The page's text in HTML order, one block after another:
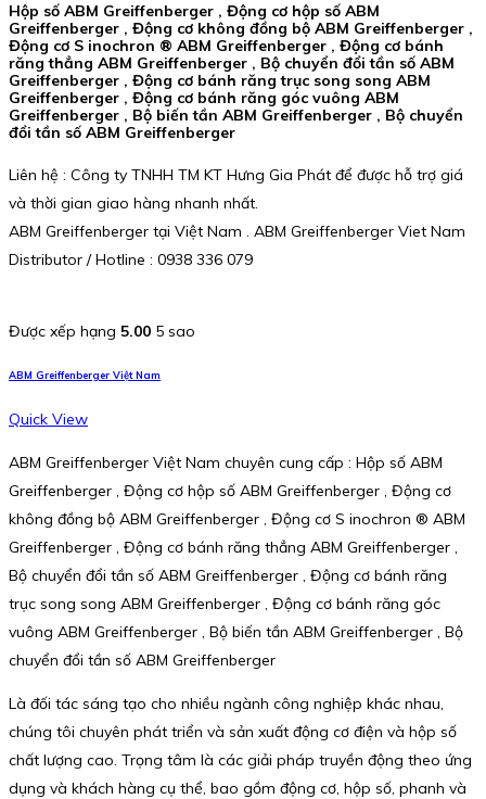
Hộp số ABM Greiffenberger , Động cơ hộp số ABM
Greiffenberger , Động cơ không đồng bộ ABM Greiffenberger ,
Động cơ S inochron ® ABM Greiffenberger , Động cơ bánh
răng thẳng ABM Greiffenberger , Bộ chuyển đổi tần số ABM
Greiffenberger , Động cơ bánh răng trục song song ABM
Greiffenberger , Động cơ bánh răng góc vuông ABM
Greiffenberger , Bộ biến tần ABM Greiffenberger , Bộ chuyển
đổi tần số ABM Greiffenberger
Liên hệ : Công ty TNHH TM KT Hưng Gia Phát để được hỗ trợ giá
và thời gian giao hàng nhanh nhất.
ABM Greiffenberger tại Việt Nam . ABM Greiffenberger Viet Nam
Distributor / Hotline : 0938 336 079
Được xếp hạng 5.00 5 sao
ABM Greiffenberger Việt Nam
Quick View
ABM Greiffenberger Việt Nam chuyên cung cấp : Hộp số ABM
Greiffenberger , Động cơ hộp số ABM Greiffenberger , Động cơ
không đồng bộ ABM Greiffenberger , Động cơ S inochron ® ABM
Greiffenberger , Động cơ bánh răng thẳng ABM Greiffenberger ,
Bộ chuyển đổi tần số ABM Greiffenberger , Động cơ bánh răng
trục song song ABM Greiffenberger , Động cơ bánh răng góc
vuông ABM Greiffenberger , Bộ biến tần ABM Greiffenberger , Bộ
chuyển đổi tần số ABM Greiffenberger
Là đối tác sáng tạo cho nhiều ngành công nghiệp khác nhau,
chúng tôi chuyên phát triển và sản xuất động cơ điện và hộp số
chất lượng cao. Trọng tâm là các giải pháp truyền động theo ứng
dụng và khách hàng cụ thể, bao gồm động cơ, hộp số, phanh và